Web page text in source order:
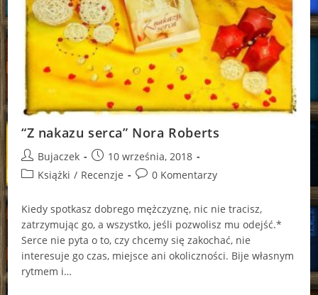
“Z nakazu serca” Nora Roberts
Post
author:
Bujaczek
Post
published:
10 września, 2018
PostKsiążki / Recenzje
Post0 Komentarzy
Kiedy spotkasz dobrego mężczyznę, nic nie tracisz,
zatrzymując go, a wszystko, jeśli pozwolisz mu odejść.*
Serce nie pyta o to, czy chcemy się zakochać, nie
interesuje go czas, miejsce ani okoliczności. Bije własnym
rytmem i…